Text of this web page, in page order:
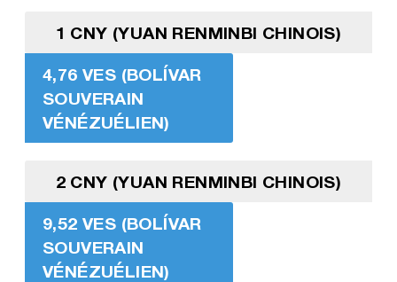
1 CNY (YUAN RENMINBI CHINOIS)
4,76 VES (BOLÍVAR
SOUVERAIN
VÉNÉZUÉLIEN)
2 CNY (YUAN RENMINBI CHINOIS)
9,52 VES (BOLÍVAR
SOUVERAIN
VÉNÉZUÉLIEN)